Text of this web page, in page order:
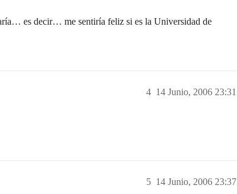
es decir… me sentiría feliz si es la Universidad de
14 Junio, 2006 23:31
4
14 Junio, 2006 23:37
5